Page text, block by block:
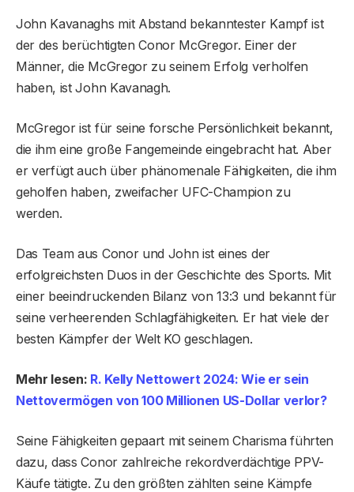
John Kavanaghs mit Abstand bekanntester Kampf ist
der des berüchtigten Conor McGregor. Einer der
Männer, die McGregor zu seinem Erfolg verholfen
haben, ist John Kavanagh.
McGregor ist für seine forsche Persönlichkeit bekannt,
die ihm eine große Fangemeinde eingebracht hat. Aber
er verfügt auch über phänomenale Fähigkeiten, die ihm
geholfen haben, zweifacher UFC-Champion zu
werden.
Das Team aus Conor und John ist eines der
erfolgreichsten Duos in der Geschichte des Sports. Mit
einer beeindruckenden Bilanz von 13:3 und bekannt für
seine verheerenden Schlagfähigkeiten. Er hat viele der
besten Kämpfer der Welt KO geschlagen.
Mehr lesen: R. Kelly Nettowert 2024: Wie er sein
Nettovermögen von 100 Millionen US-Dollar verlor?
Seine Fähigkeiten gepaart mit seinem Charisma führten
dazu, dass Conor zahlreiche rekordverdächtige PPV-
Käufe tätigte. Zu den größten zählten seine Kämpfe